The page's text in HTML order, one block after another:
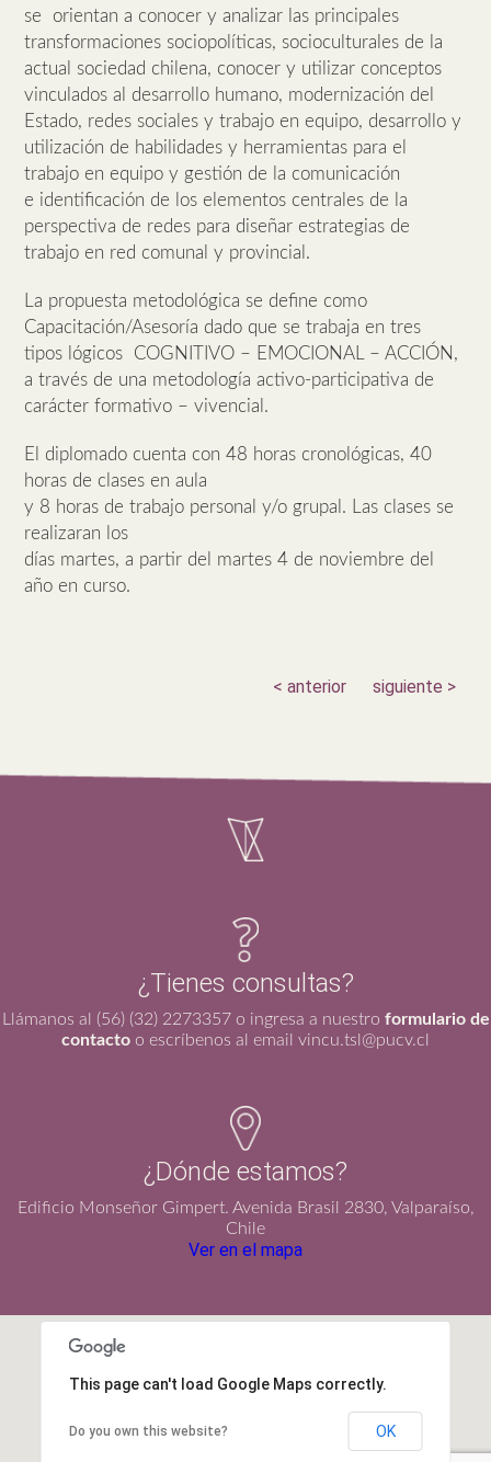
se orientan a conocer y analizar las principales
transformaciones sociopolíticas, socioculturales de la
actual sociedad chilena, conocer y utilizar conceptos
vinculados al desarrollo humano, modernización del
Estado, redes sociales y trabajo en equipo, desarrollo y
utilización de habilidades y herramientas para el
trabajo en equipo y gestión de la comunicación
e identificación de los elementos centrales de la
perspectiva de redes para diseñar estrategias de
trabajo en red comunal y provincial.
La propuesta metodológica se define como
Capacitación/Asesoría dado que se trabaja en tres
tipos lógicos COGNITIVO – EMOCIONAL – ACCIÓN,
a través de una metodología activo-participativa de
carácter formativo – vivencial.
El diplomado cuenta con 48 horas cronológicas, 40
horas de clases en aula
y 8 horas de trabajo personal y/o grupal. Las clases se
realizaran los
días martes, a partir del martes 4 de noviembre del
año en curso.
< anterior siguiente >
¿Tienes consultas?
Llámanos al (56) (32) 2273357 o ingresa a nuestro formulario de
contacto o escríbenos al email vincu.tsl@pucv.cl
¿Dónde estamos?
Edificio Monseñor Gimpert. Avenida Brasil 2830, Valparaíso,
Chile
Ver en el mapa
This page can't load Google Maps correctly.
Do you own this website? OK